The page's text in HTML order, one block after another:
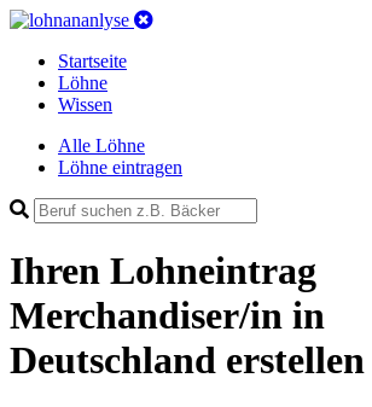
Startseite
Löhne
Wissen
Alle Löhne
Löhne eintragen
Ihren Lohneintrag
Merchandiser/in in
Deutschland erstellen